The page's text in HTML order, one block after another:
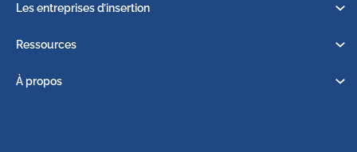
Les entreprises d’insertion
Ressources
À propos